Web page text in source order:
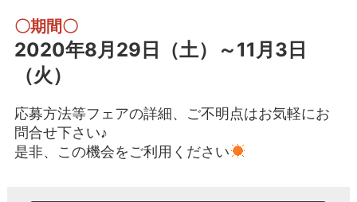
〇期間〇
2020年8月29日（土）～11月3日
（火）
応募方法等フェアの詳細、ご不明点はお気軽にお
問合せ下さい♪
是非、この機会をご利用ください